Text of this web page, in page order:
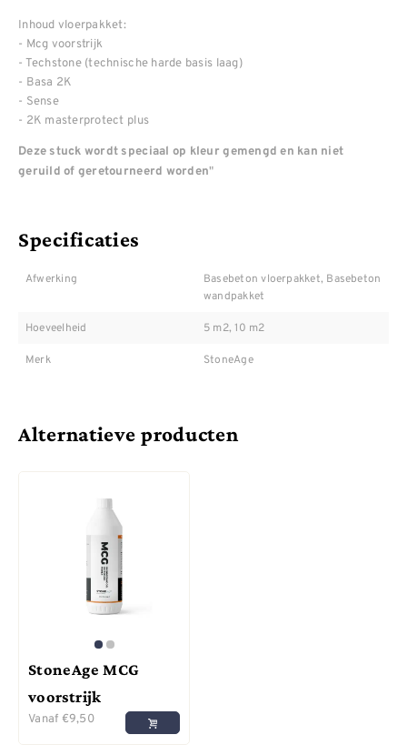
Inhoud vloerpakket:
- Mcg voorstrijk
- Techstone (technische harde basis laag)
- Basa 2K
- Sense
- 2K masterprotect plus
Deze stuck wordt speciaal op kleur gemengd en kan niet
geruild of geretourneerd worden"
Specificaties
Afwerking
Basebeton vloerpakket, Basebeton
wandpakket
Hoeveelheid 5 m2, 10 m2
Merk StoneAge
Alternatieve producten
StoneAge MCG
voorstrijk
Vanaf €9,50